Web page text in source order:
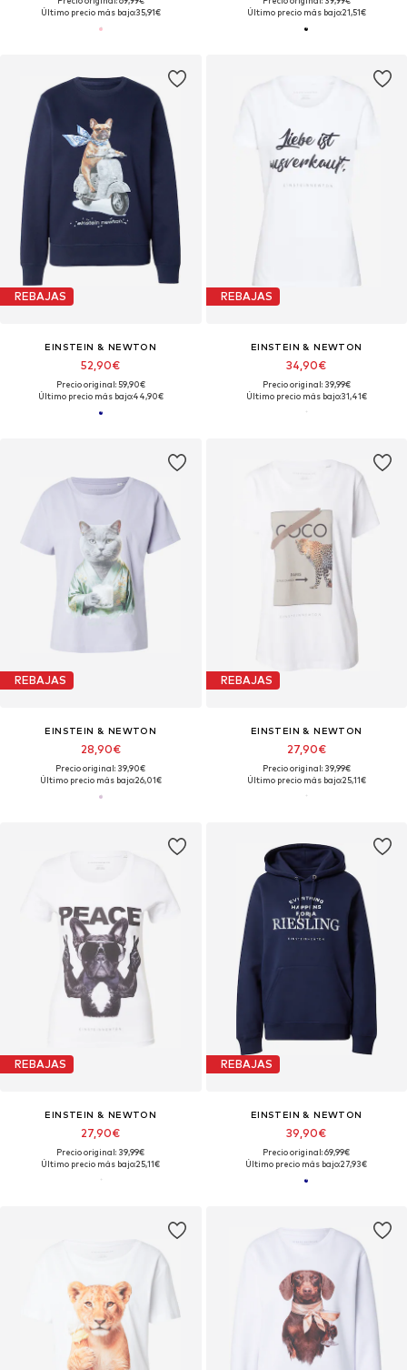
Último precio más bajo:35,91€
Último precio más bajo:21,51€
REBAJAS
EINSTEIN & NEWTON
52,90€
Precio original: 59,90€
Último precio más bajo:44,90€
REBAJAS
EINSTEIN & NEWTON
34,90€
Precio original: 39,99€
Último precio más bajo:31,41€
REBAJAS
EINSTEIN & NEWTON
28,90€
Precio original: 39,90€
Último precio más bajo:26,01€
REBAJAS
EINSTEIN & NEWTON
27,90€
Precio original: 39,99€
Último precio más bajo:25,11€
REBAJAS
EINSTEIN & NEWTON
27,90€
Precio original: 39,99€
Último precio más bajo:25,11€
REBAJAS
EINSTEIN & NEWTON
39,90€
Precio original: 69,99€
Último precio más bajo:27,93€